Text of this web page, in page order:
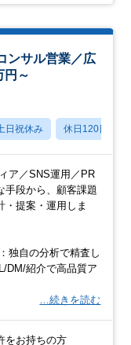
サル営業／広
円～
日祝休み 休日120日以上
ア／SNS運用／PR
手段から、顧客課題
・提案・運用しま
独自の分析で精査し
DM/紹介で高品質ア
…続きを読む
をお持ちの方